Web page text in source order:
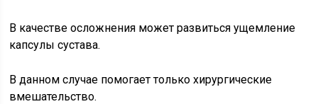
В качестве осложнения может развиться ущемление
капсулы сустава.
В данном случае помогает только хирургические
вмешательство.